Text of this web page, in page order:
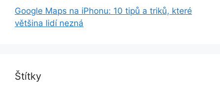
Google Maps na iPhonu: 10 tipů a triků, které
většina lidí nezná
Štítky